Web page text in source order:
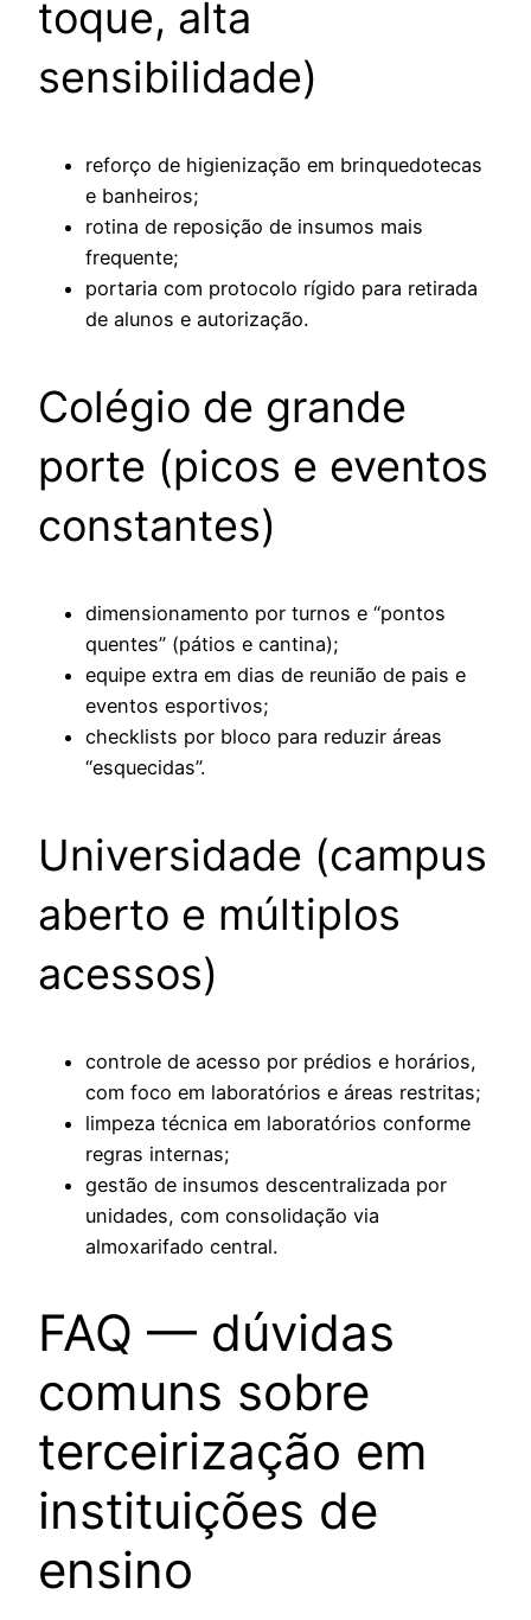
toque, alta
sensibilidade)
reforço de higienização em brinquedotecas
e banheiros;
rotina de reposição de insumos mais
frequente;
portaria com protocolo rígido para retirada
de alunos e autorização.
Colégio de grande
porte (picos e eventos
constantes)
dimensionamento por turnos e “pontos
quentes” (pátios e cantina);
equipe extra em dias de reunião de pais e
eventos esportivos;
checklists por bloco para reduzir áreas
“esquecidas”.
Universidade (campus
aberto e múltiplos
acessos)
controle de acesso por prédios e horários,
com foco em laboratórios e áreas restritas;
limpeza técnica em laboratórios conforme
regras internas;
gestão de insumos descentralizada por
unidades, com consolidação via
almoxarifado central.
FAQ — dúvidas
comuns sobre
terceirização em
instituições de
ensino